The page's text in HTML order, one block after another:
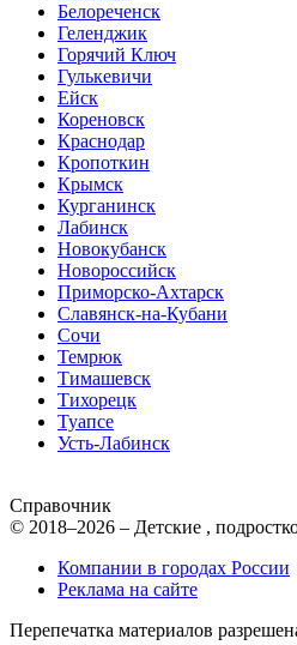
Белореченск
Геленджик
Горячий Ключ
Гулькевичи
Ейск
Кореновск
Краснодар
Кропоткин
Крымск
Курганинск
Лабинск
Новокубанск
Новороссийск
Приморско-Ахтарск
Славянск-на-Кубани
Сочи
Темрюк
Тимашевск
Тихорецк
Туапсе
Усть-Лабинск
Справочник
© 2018–2026 – Детские ,
Компании в городах России
Реклама на сайте
Перепечатка материалов